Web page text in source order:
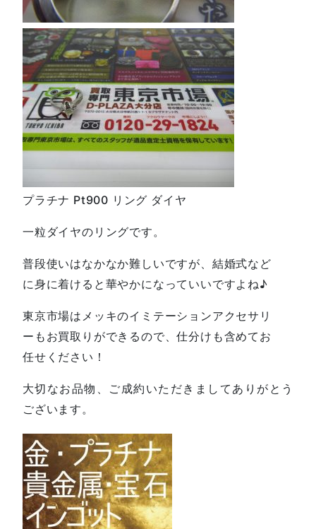
プラチナ Pt900 リング ダイヤ
一粒ダイヤのリングです。
普段使いはなかなか難しいですが、結婚式など
に身に着けると華やかになっていいですよね♪
東京市場はメッキのイミテーションアクセサリ
ーもお買取りができるので、仕分けも含めてお
任せください！
大切なお品物、ご成約いただきましてありがとう
ございます。